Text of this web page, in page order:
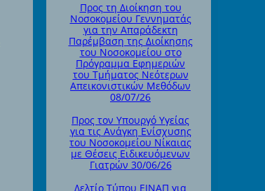
Προς τη Διοίκηση του
Νοσοκομείου Γεννηματάς
για την Απαράδεκτη
Παρέμβαση της Διοίκησης
του Νοσοκομείου στο
Πρόγραμμα Εφημεριών
του Τμήματος Νεότερων
Απεικονιστικών Μεθόδων
08/07/26
Προς τον Υπουργό Υγείας
για τις Ανάγκη Ενίσχυσης
του Νοσοκομείου Νίκαιας
με Θέσεις Ειδικευόμενων
Γιατρών 30/06/26
Δελτίο Τύπου ΕΙΝΑΠ για